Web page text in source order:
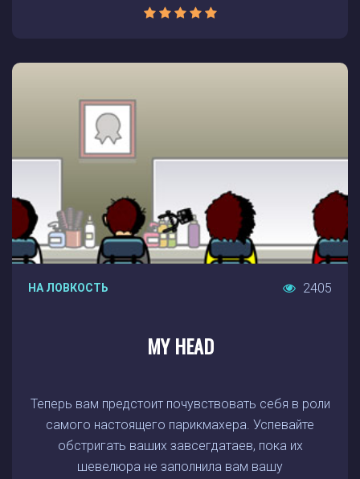
НА ЛОВКОСТЬ 2405
MY HEAD
Теперь вам предстоит почувствовать себя в роли
самого настоящего парикмахера. Успевайте
обстригать ваших завсегдатаев, пока их
шевелюра не заполнила вам вашу